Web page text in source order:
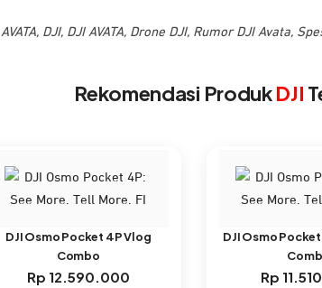
AVATA, DJI, DJI AVATA, Drone DJI, Rumor DJI Avata,
Rekomendasi ProdukDJI
DJI Osmo Pocket 4P Vlog
Combo
Rp 12.590.000
DJI Osmo
Rp